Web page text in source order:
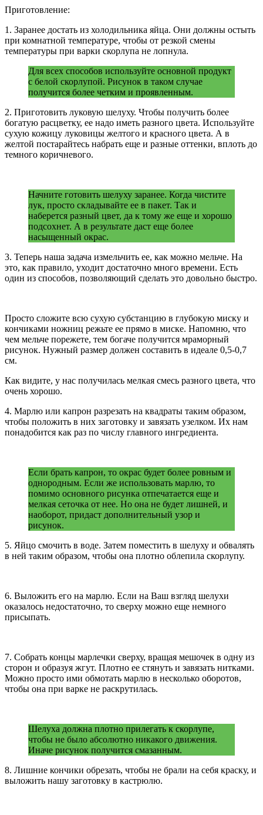
Приготовление:
1. Заранее достать из холодильника яйца. Они должны остыть
при комнатной температуре, чтобы от резкой смены
температуры при варки скорлупа не лопнула.
Для всех способов используйте основной продукт
с белой скорлупой. Рисунок в таком случае
получится более четким и проявленным.
2. Приготовить луковую шелуху. Чтобы получить более
богатую расцветку, ее надо иметь разного цвета. Используйте
сухую кожицу луковицы желтого и красного цвета. А в
желтой постарайтесь набрать еще и разные оттенки, вплоть до
темного коричневого.
Начните готовить шелуху заранее. Когда чистите
лук, просто складывайте ее в пакет. Так и
наберется разный цвет, да к тому же еще и хорошо
подсохнет. А в результате даст еще более
насыщенный окрас.
3. Теперь наша задача измельчить ее, как можно мельче. На
это, как правило, уходит достаточно много времени. Есть
один из способов, позволяющий сделать это довольно быстро.
Просто сложите всю сухую субстанцию в глубокую миску и
кончиками ножниц режьте ее прямо в миске. Напомню, что
чем мельче порежете, тем богаче получится мраморный
рисунок. Нужный размер должен составить в идеале 0,5-0,7
см.
Как видите, у нас получилась мелкая смесь разного цвета, что
очень хорошо.
4. Марлю или капрон разрезать на квадраты таким образом,
чтобы положить в них заготовку и завязать узелком. Их нам
понадобится как раз по числу главного ингредиента.
Если брать капрон, то окрас будет более ровным и
однородным. Если же использовать марлю, то
помимо основного рисунка отпечатается еще и
мелкая сеточка от нее. Но она не будет лишней, и
наоборот, придаст дополнительный узор и
рисунок.
5. Яйцо смочить в воде. Затем поместить в шелуху и обвалять
в ней таким образом, чтобы она плотно облепила скорлупу.
6. Выложить его на марлю. Если на Ваш взгляд шелухи
оказалось недостаточно, то сверху можно еще немного
присыпать.
7. Собрать концы марлечки сверху, вращая мешочек в одну из
сторон и образуя жгут. Плотно ее стянуть и завязать нитками.
Можно просто ими обмотать марлю в несколько оборотов,
чтобы она при варке не раскрутилась.
Шелуха должна плотно прилегать к скорлупе,
чтобы не было абсолютно никакого движения.
Иначе рисунок получится смазанным.
8. Лишние кончики обрезать, чтобы не брали на себя краску, и
выложить нашу заготовку в кастрюлю.